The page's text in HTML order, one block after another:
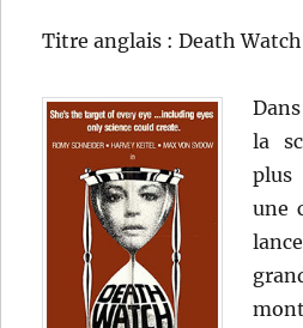
Titre anglais : Death Watch
la
plus
une